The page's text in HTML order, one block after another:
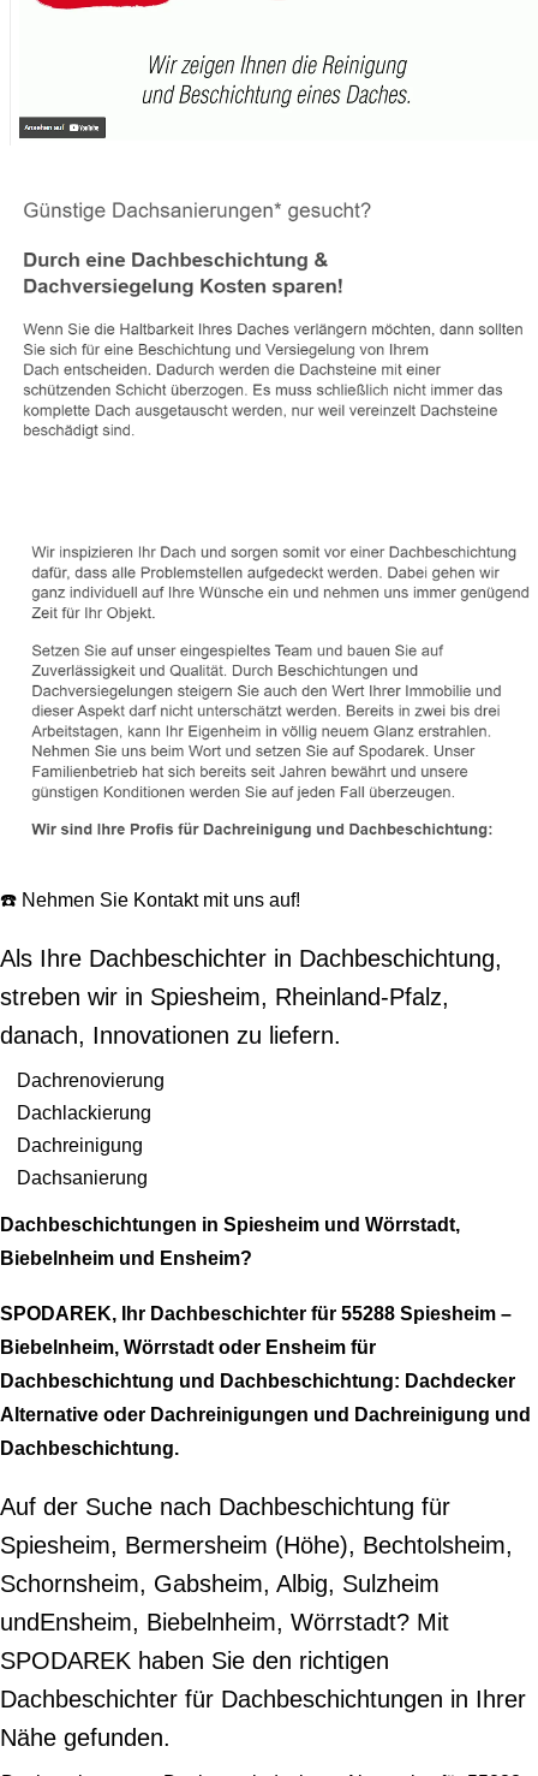
☎️ Nehmen Sie Kontakt mit uns auf!
Als Ihre Dachbeschichter in Dachbeschichtung,
streben wir in Spiesheim, Rheinland-Pfalz,
danach, Innovationen zu liefern.
Dachrenovierung
Dachlackierung
Dachreinigung
Dachsanierung
Dachbeschichtungen in Spiesheim und Wörrstadt,
Biebelnheim und Ensheim?
SPODAREK, Ihr Dachbeschichter für 55288 Spiesheim –
Biebelnheim, Wörrstadt oder Ensheim für
Dachbeschichtung und Dachbeschichtung: Dachdecker
Alternative oder Dachreinigungen und Dachreinigung und
Dachbeschichtung.
Auf der Suche nach Dachbeschichtung für
Spiesheim, Bermersheim (Höhe), Bechtolsheim,
Schornsheim, Gabsheim, Albig, Sulzheim
undEnsheim, Biebelnheim, Wörrstadt? Mit
SPODAREK haben Sie den richtigen
Dachbeschichter für Dachbeschichtungen in Ihrer
Nähe gefunden.